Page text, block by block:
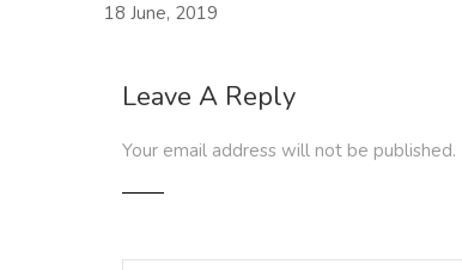
18 June, 2019
Leave A Reply
Your email address will not be published.